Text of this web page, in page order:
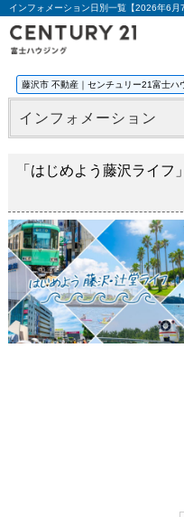
藤沢市 不動産｜センチュリー21富士ハ
インフォメーション
「はじめよう藤沢ライフ